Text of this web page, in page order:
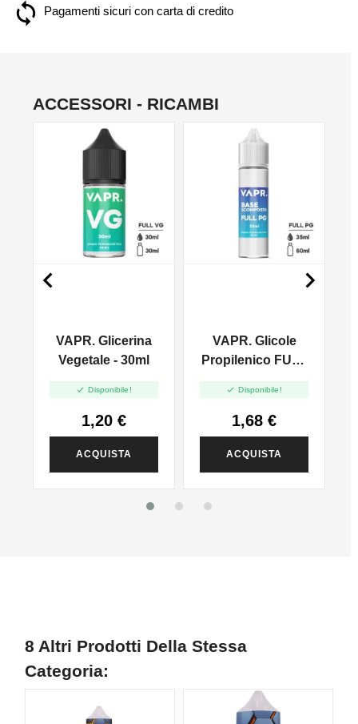
Pagamenti sicuri con carta di credito
ACCESSORI - RICAMBI
VAPR. Glicerina
Vegetale - 30ml
 Disponibile!
1,20 €
ACQUISTA
VAPR. Glicole
Propilenico FULL
 Disponibile!
1,68 €
ACQUISTA
 
8 Altri Prodotti Della Stessa
Categoria: